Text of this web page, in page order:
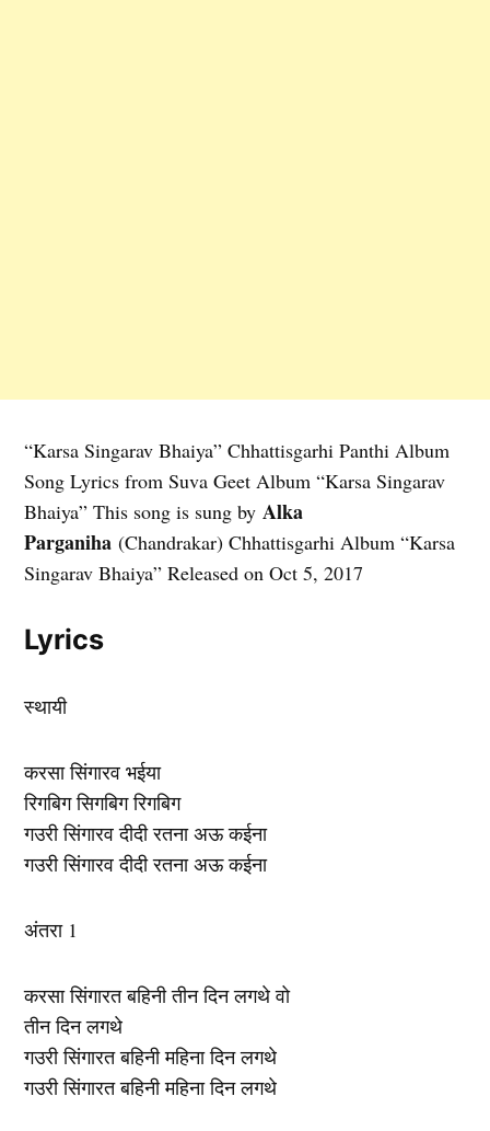
“Karsa Singarav Bhaiya” Chhattisgarhi Panthi Album
Song Lyrics from Suva Geet Album “Karsa Singarav
Bhaiya” This song is sung byAlka
Parganiha(Chandrakar) Chhattisgarhi Album “Karsa
Singarav Bhaiya” Released on Oct 5, 2017
Lyrics
स्थायी
करसा सिंगारव भईया
रिगबिग सिगबिग रिगबिग
गउरी सिंगारव दीदी रतना अऊ कईना
गउरी सिंगारव दीदी रतना अऊ कईना
अंतरा 1
करसा सिंगारत बहिनी तीन दिन लगथे वो
तीन दिन लगथे
गउरी सिंगारत बहिनी महिना दिन लगथे
गउरी सिंगारत बहिनी महिना दिन लगथे